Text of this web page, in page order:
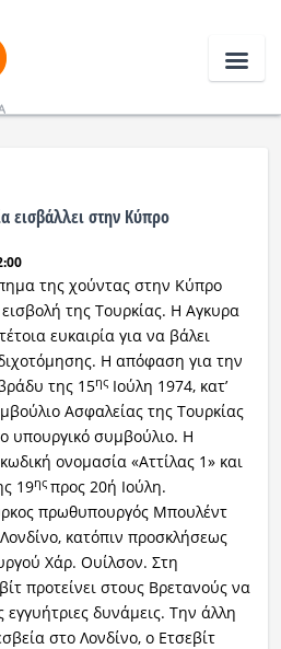
εισβάλλει στην Κύπρο
της χούντας στην Κύπρο
της Τουρκίας. Η Αγκυρα
ευκαιρία για να βάλει
Η απόφαση για την
της 15ηςΙούλη 1974, κατ’
Ασφαλείας της Τουρκίας
υπουργικό συμβούλιο. Η
ονομασία «Αττίλας 1» και
19ης προς 20ή Ιούλη.
πρωθυπουργός Μπουλέντ
κατόπιν προσκλήσεως
Χάρ. Ουίλσον. Στη
προτείνει στους Βρετανούς να
δυνάμεις. Την άλλη
στο Λονδίνο, ο Ετσεβίτ